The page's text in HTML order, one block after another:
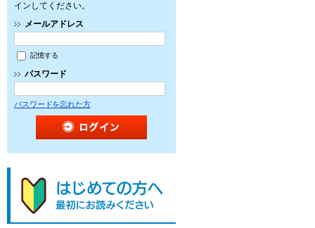
インしてください。
メールアドレス
記憶する
パスワード
パスワードを忘れた方